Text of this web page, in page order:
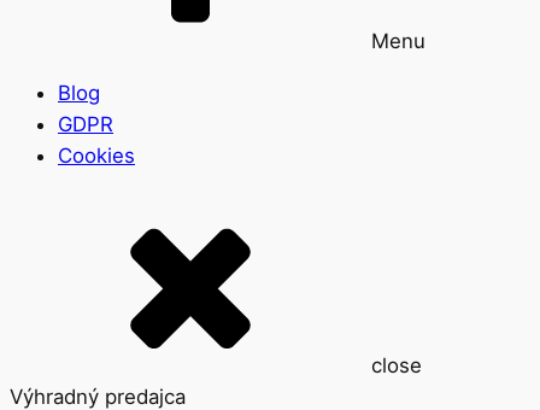
Menu
Blog
GDPR
Cookies
close
Výhradný predajca